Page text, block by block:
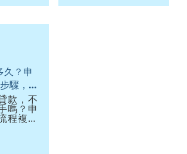
手頭吃
貸，但
或條件
貸貸不
下來
呢？房
哪些方
押貸款常見問題，可
久？申
驟，加
看這篇
款，不
嗎？申
程複
困惑
貸專員
5分